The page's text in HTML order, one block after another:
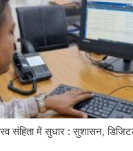
संहिता में सुधार : सुशासन,